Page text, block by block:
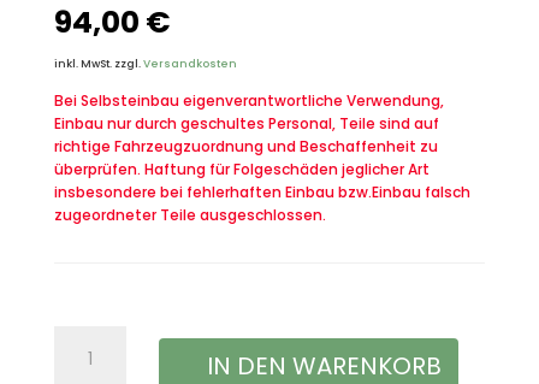
94,00 €
inkl. MwSt. zzgl.Versandkosten
Bei Selbsteinbau eigenverantwortliche Verwendung,
Einbau nur durch geschultes Personal, Teile sind auf
richtige Fahrzeugzuordnung und Beschaffenheit zu
überprüfen. Haftung für Folgeschäden jeglicher Art
insbesondere bei fehlerhaften Einbau bzw.Einbau falsch
zugeordneter Teile ausgeschlossen.
Staufachdichtung
IN DEN WARENKORB